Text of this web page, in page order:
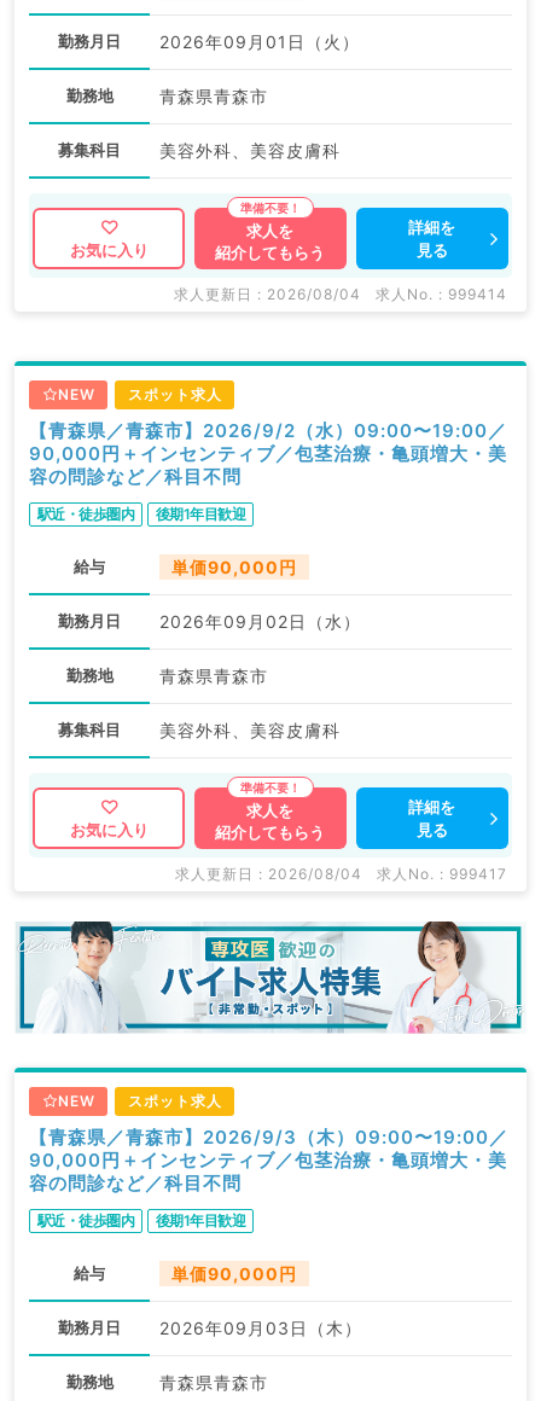
勤務月日 2026年09月01日（火）
勤務地 青森県青森市
募集科目 美容外科、美容皮膚科
お気に入り
求人を
紹介してもらう
詳細を
見る
求人更新日 : 2026/08/04 求人No. : 999414
NEW スポット求人
【青森県／青森市】2026/9/2（水）09:00〜19:00／
90,000円＋インセンティブ／包茎治療・亀頭増大・美
容の問診など／科目不問
駅近・徒歩圏内 後期1年目歓迎
給与 単価90,000円
勤務月日 2026年09月02日（水）
勤務地 青森県青森市
募集科目 美容外科、美容皮膚科
お気に入り
求人を
紹介してもらう
詳細を
見る
求人更新日 : 2026/08/04 求人No. : 999417
NEW スポット求人
【青森県／青森市】2026/9/3（木）09:00〜19:00／
90,000円＋インセンティブ／包茎治療・亀頭増大・美
容の問診など／科目不問
駅近・徒歩圏内 後期1年目歓迎
給与 単価90,000円
勤務月日 2026年09月03日（木）
勤務地 青森県青森市